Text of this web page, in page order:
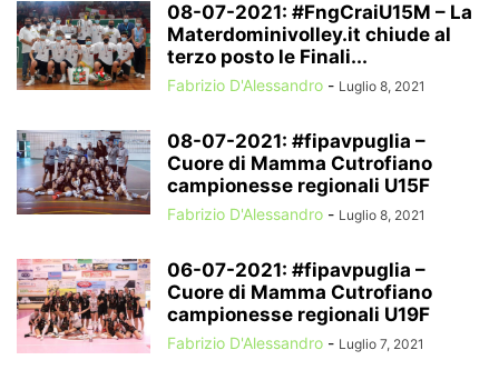
08-07-2021: #FngCraiU15M – La
Materdominivolley.it chiude al
terzo posto le Finali...
Fabrizio D'Alessandro - Luglio 8, 2021
08-07-2021: #fipavpuglia –
Cuore di Mamma Cutrofiano
campionesse regionali U15F
Fabrizio D'Alessandro - Luglio 8, 2021
06-07-2021: #fipavpuglia –
Cuore di Mamma Cutrofiano
campionesse regionali U19F
Fabrizio D'Alessandro - Luglio 7, 2021